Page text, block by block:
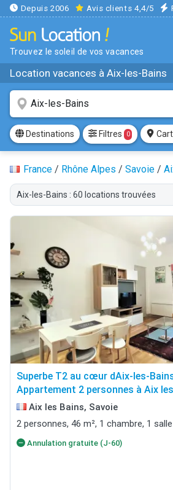
Depuis 2006 Avis clients 4,4/5
Trouvez le soleil de vos vacances
Location vacances à Aix-les-Bains
Destinations Filtres 0
France / Rhône Alpes / Savoie /
Aix-les-Bains : 60 locations trouvées
Superbe T2 au cœur dAix-les-
Appartement 2 personnes à Aix
Aix les Bains, Savoie
2 personnes, 46 m², 1 chambre, 1
Annulation gratuite (J-60)